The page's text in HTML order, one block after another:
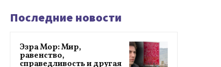
Последние новости
Эзра Мор: Мир,
равенство,
справедливость и другая